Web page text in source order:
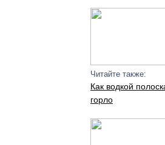
Читайте также:
Как водкой
горло